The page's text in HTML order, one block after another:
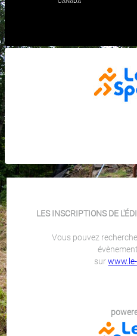
LES INSCRIPTIONS DE
Vous pouvez
sur